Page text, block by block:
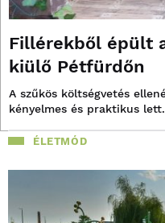
Fillérekből épült
kiülő Pétfürdőn
A szűkös költségvetés
kényelmes és praktikus lett.
ÉLETMÓD